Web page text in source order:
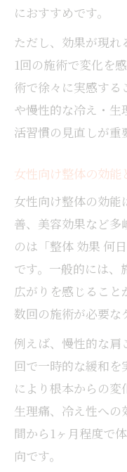
におすすめです。
ただし、効果が現れ
1回の施術で変化を
術で徐々に実感する
や慢性的な冷え・生
活習慣の見直しが重
女性向け整体の効能
女性向け整体の効
善、美容効果など多
のは「整体 効果 何
です。一般的には、
広がりを感じるこ
数回の施術が必要な
例えば、慢性的な肩
回で一時的な緩和
により根本からの
生理痛、冷え性へ
間から1ヶ月程度で
向です。